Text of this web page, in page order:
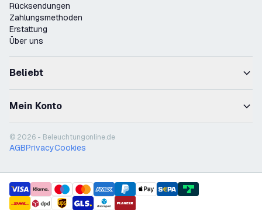
Rücksendungen
Zahlungsmethoden
Erstattung
Über uns
Beliebt
Mein Konto
© 2026 - Beleuchtungonline.de
AGBPrivacyCookies
payment methods
shipment methods